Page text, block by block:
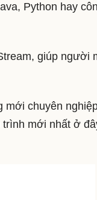
Python hay
giúp người
mới chuyên
trình mới nhất ở